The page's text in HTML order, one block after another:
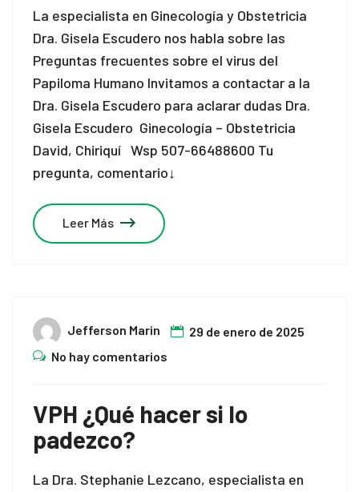
La especialista en Ginecología y Obstetricia
Dra. Gisela Escudero nos habla sobre las
Preguntas frecuentes sobre el virus del
Papiloma Humano Invitamos a contactar a la
Dra. Gisela Escudero para aclarar dudas Dra.
Gisela Escudero Ginecología – Obstetricia
David, Chiriquí Wsp 507-66488600 Tu
pregunta, comentario↓
Leer Más
Jefferson Marin
29 de enero de 2025
No hay comentarios
VPH ¿Qué hacer si lo
padezco?
La Dra. Stephanie Lezcano, especialista en